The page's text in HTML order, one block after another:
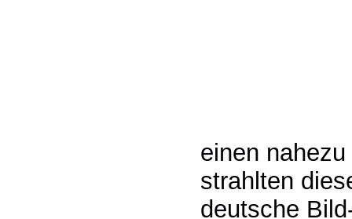
einen
strahlten
deutsche